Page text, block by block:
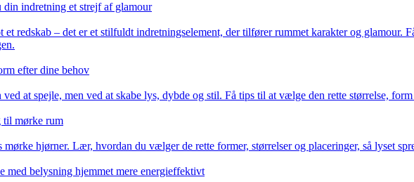
din indretning et strejf af glamour
et redskab – det er et stilfuldt indretningselement, der tilfører rummet karakter og
efter dine behov
at spejle, men ved at skabe lys, dybde og stil. Få tips til at vælge den rette størrelse,
til mørke rum
hjørner. Lær, hvordan du vælger de rette former, størrelser og placeringer, så lyset
med belysning hjemmet mere energieffektivt